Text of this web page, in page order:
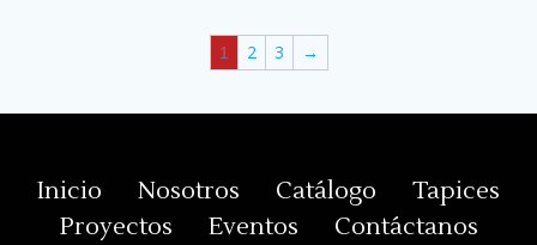
1 2 3 →
Inicio Nosotros Catálogo
Tapices
Proyectos
Eventos Contáctanos